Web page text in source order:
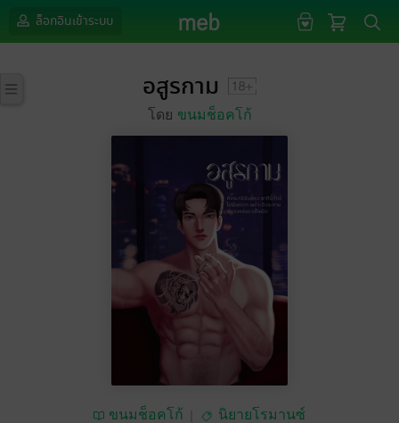
ล็อกอินเข้าระบบ
อสูรกาม
โดย ขนมช็อคโก้
ขนมช็อคโก้ นิยายโรมานซ์